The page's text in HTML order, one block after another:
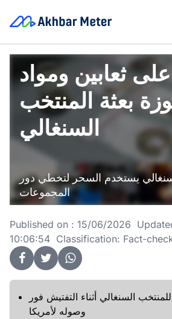
على ثعابين ومواد
بعثة المنتخب
السنغالي
يستخدم السحر لتخطي دور
المجموعات
Published on : 15/06/2026
10:06:54 Classification: Fact-
السنغالي أثناء التفتيش فور